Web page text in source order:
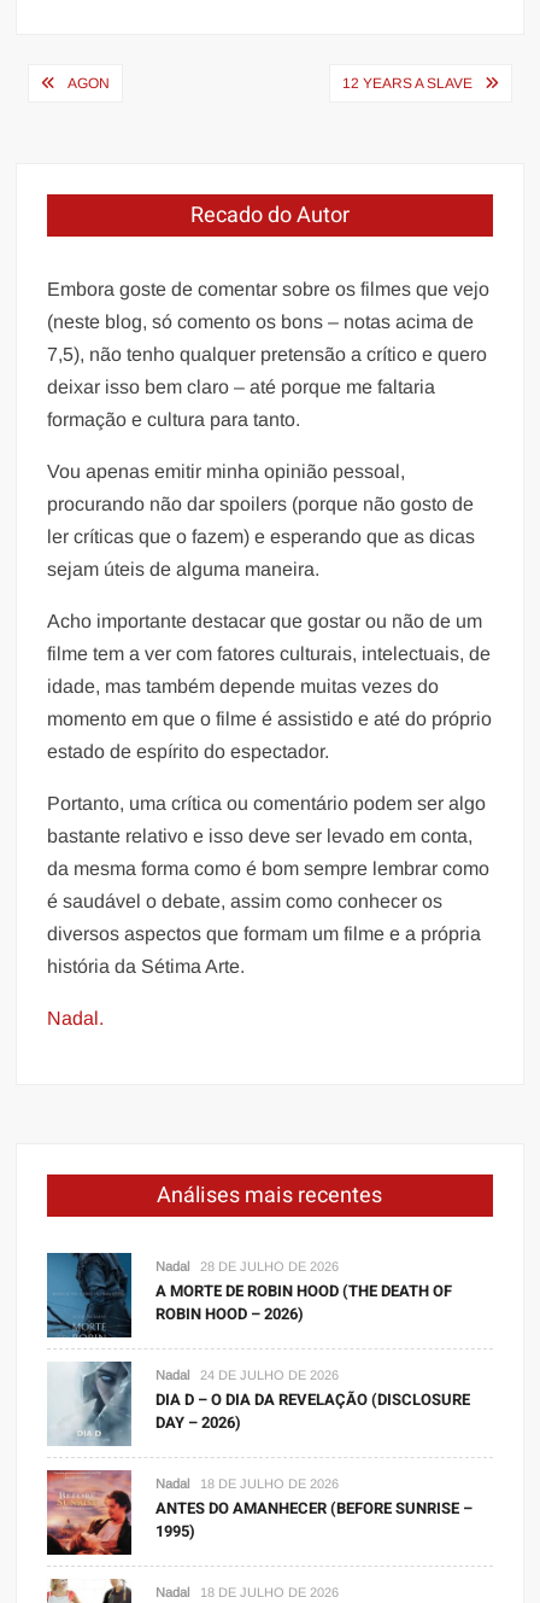
Navegação
AGON 12 YEARS A SLAVE
Recado do Autor
Embora goste de comentar sobre os filmes que vejo
(neste blog, só comento os bons – notas acima de
7,5), não tenho qualquer pretensão a crítico e quero
deixar isso bem claro – até porque me faltaria
formação e cultura para tanto.
Vou apenas emitir minha opinião pessoal,
procurando não dar spoilers (porque não gosto de
ler críticas que o fazem) e esperando que as dicas
sejam úteis de alguma maneira.
Acho importante destacar que gostar ou não de um
filme tem a ver com fatores culturais, intelectuais, de
idade, mas também depende muitas vezes do
momento em que o filme é assistido e até do próprio
estado de espírito do espectador.
Portanto, uma crítica ou comentário podem ser algo
bastante relativo e isso deve ser levado em conta,
da mesma forma como é bom sempre lembrar como
é saudável o debate, assim como conhecer os
diversos aspectos que formam um filme e a própria
história da Sétima Arte.
Nadal.
Análises mais recentes
Nadal 28 DE JULHO DE 2026
A MORTE DE ROBIN HOOD (THE DEATH OF
ROBIN HOOD – 2026)
Nadal 24 DE JULHO DE 2026
DIA D – O DIA DA REVELAÇÃO (DISCLOSURE
DAY – 2026)
Nadal 18 DE JULHO DE 2026
ANTES DO AMANHECER (BEFORE SUNRISE –
1995)
Nadal 18 DE JULHO DE 2026